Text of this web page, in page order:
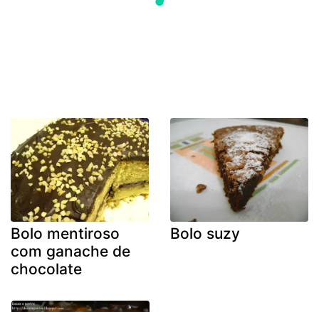
Bolo mentiroso
com ganache de
chocolate
Bolo suzy